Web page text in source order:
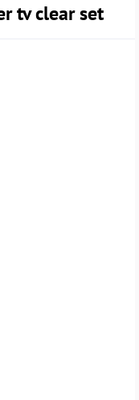
tv clear set